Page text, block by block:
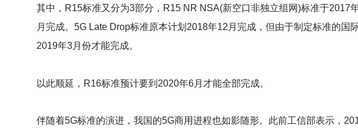
其中，R15标准又分为3部分，R15 NR NSA(新空口非独立组网)标准于2017
月完成。5G Late Drop标准原本计划2018年12月完成，但由于制定标准的国
2019年3月份才能完成。
以此顺延，R16标准预计要到2020年6月才能全部完成。
伴随着5G标准的演进，我国的5G商用进程也如影随形。此前工信部表示，